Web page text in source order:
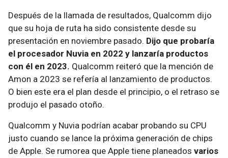
Después de la llamada de resultados, Qualcomm dijo
que su hoja de ruta ha sido consistente desde su
presentación en noviembre pasado. Dijo que probaría
el procesador Nuvia en 2022 y lanzaría productos
con él en 2023. Qualcomm reiteró que la mención de
Amon a 2023 se refería al lanzamiento de productos.
O bien este era el plan desde el principio, o el retraso se
produjo el pasado otoño.
Qualcomm y Nuvia podrían acabar probando su CPU
justo cuando se lance la próxima generación de chips
de Apple. Se rumorea que Apple tiene planeados varios